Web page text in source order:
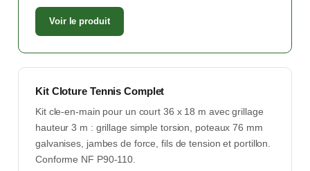
Voir le produit
Kit Cloture Tennis Complet
Kit cle-en-main pour un court 36 x 18 m avec grillage
hauteur 3 m : grillage simple torsion, poteaux 76 mm
galvanises, jambes de force, fils de tension et portillon.
Conforme NF P90-110.